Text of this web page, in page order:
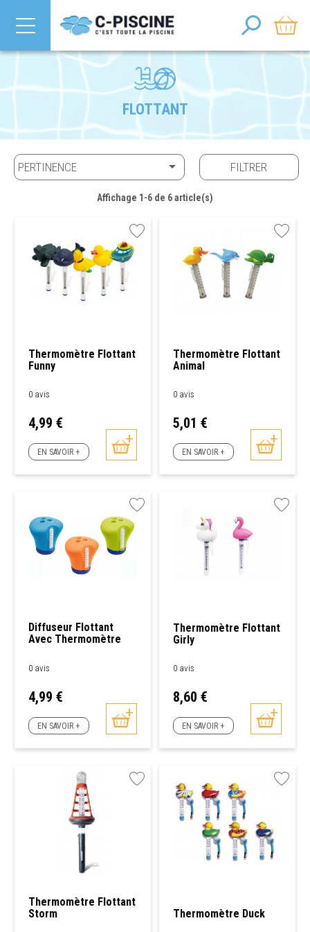
FLOTTANT
PERTINENCE  FILTRER
Affichage 1-6 de 6 article(s)
Thermomètre Flottant
Funny
0 avis
Prix
4,99 €
EN SAVOIR +
Thermomètre Flottant
Animal
0 avis
Prix
5,01 €
EN SAVOIR +
Diffuseur Flottant
Avec Thermomètre
0 avis
Prix
4,99 €
EN SAVOIR +
Thermomètre Flottant
Girly
0 avis
Prix
8,60 €
EN SAVOIR +
Thermomètre Flottant
Storm
Thermomètre Duck